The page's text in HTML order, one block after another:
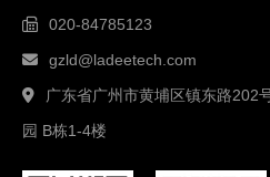
020-84785123
gzld@ladeetech.com
广东省广州市黄埔区镇东路202
园 B栋1-4楼